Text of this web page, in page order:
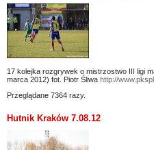
17 kolejka rozgrywek o mistrzostwo III ligi
marca 2012) fot. Piotr Śliwa http://
Przeglądane 7364 razy.
Hutnik Kraków 7.08.12